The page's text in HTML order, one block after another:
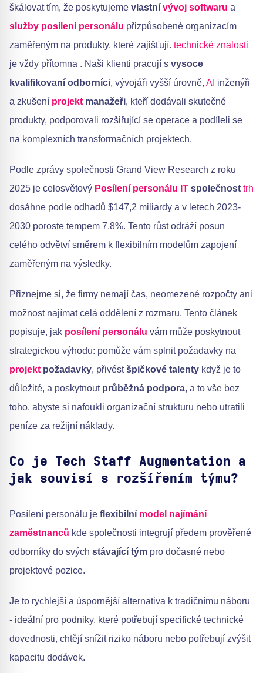
škálovat tím, že poskytujeme vlastní vývoj softwaru a
služby posílení personálu přizpůsobené organizacím
zaměřeným na produkty, které zajišťují. technické znalosti
je vždy přítomna . Naši klienti pracují s vysoce
kvalifikovaní odborníci, vývojáři vyšší úrovně, AI inženýři
a zkušení projekt manažeři, kteří dodávali skutečné
produkty, podporovali rozšiřující se operace a podíleli se
na komplexních transformačních projektech.
Podle zprávy společnosti Grand View Research z roku
2025 je celosvětový Posílení personálu IT společnost trh
dosáhne podle odhadů $147,2 miliardy a v letech 2023-
2030 poroste tempem 7,8%. Tento růst odráží posun
celého odvětví směrem k flexibilním modelům zapojení
zaměřeným na výsledky.
Přiznejme si, že firmy nemají čas, neomezené rozpočty ani
možnost najímat celá oddělení z rozmaru. Tento článek
popisuje, jak posílení personálu vám může poskytnout
strategickou výhodu: pomůže vám splnit požadavky na
projekt požadavky, přivéstšpičkové talenty když je to
důležité, a poskytnout průběžná podpora, a to vše bez
toho, abyste si nafoukli organizační strukturu nebo utratili
peníze za režijní náklady.
Co je Tech Staff Augmentation a
jak souvisí s rozšířením týmu?
Posílení personálu je flexibilní model najímání
zaměstnanců kde společnosti integrují předem prověřené
odborníky do svých stávající tým pro dočasné nebo
projektové pozice.
Je to rychlejší a úspornější alternativa k tradičnímu náboru
- ideální pro podniky, které potřebují specifické technické
dovednosti, chtějí snížit riziko náboru nebo potřebují zvýšit
kapacitu dodávek.